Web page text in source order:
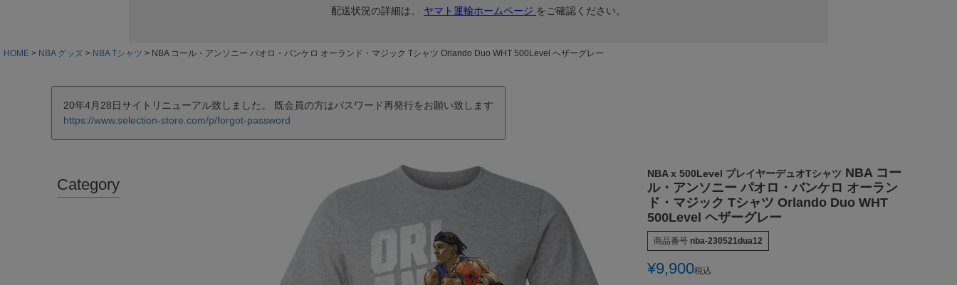
HOME NBA グッズ NBA Tシャツ NBA コール・アンソニー パオロ・バンケロ オーランド・マジック Tシャツ Orlando Duo WHT 500Level ヘザーグレー
20年4月28日サイトリニューアル致しました。 既会員の方はパスワード再発行をお願い致します
https://www.selection-store.com/p/forgot-password
Category
NBA x 500Level プレイヤーデュオTシャツ NBA コー
ル・アンソニー パオロ・バンケロ オーラン
ド・マジック Tシャツ Orlando Duo WHT
500Level ヘザーグレー
商品番号 nba-230521dua12
¥9,900税込